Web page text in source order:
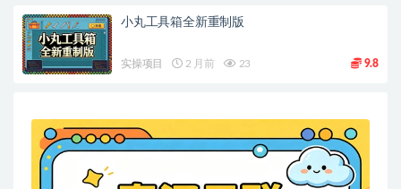
小丸工具箱全新重制版
实操项目 2 月前 23 9.8